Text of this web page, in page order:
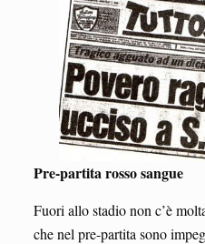
Pre-partita rosso sangue
Fuori allo stadio non c’è
che nel pre-partita sono